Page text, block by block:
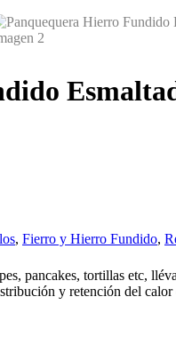
, Fierro y Hierro Fundido,
pancakes, tortillas etc,
y retención del